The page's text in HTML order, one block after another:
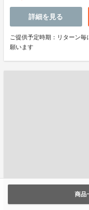
商品
詳細を見る
ご提供予定時期：リターン
願います